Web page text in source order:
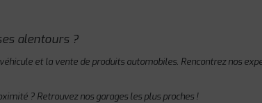
alentours ?
et la vente de produits automobiles. Rencontrez nos
? Retrouvez nos garages les plus proches !